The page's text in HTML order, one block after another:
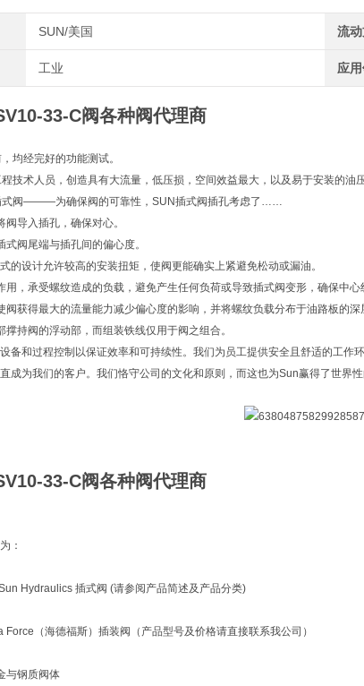
SUN/美国 流
工业 应
33-C阀各种阀代理商
均经完好的功能测试。
技术人员，创造具有大流量，低压损，空间效益最大，以及易于安装的油压
式阀———为确保阀的可靠性，SUN插式阀插孔考虑了……
阀导入插孔，确保对心。
阀尾端与插孔间的偏心度。
的设计允许较高的安装扭矩，使阀更能确实上紧避免松动或漏油。
用，承受螺纹造成的负载，避免产生任何负荷或导致插式阀变形，确保中心
阀获得最大的流量能力减少偏心度的影响，并将螺纹负载分布于油路板的深
撑持阀的浮动部，而组装铁线仅用于阀之组合。
备和过程控制以保证效率和可持续性。我们为员工提供安全且舒适的工
成为我们的客户。我们恪守公司的文化和原则，而这也为Sun赢得了世界性
33-C阀各种阀代理商
：
Hydraulics 插式阀 (请参阅产品简述及产品分类)
Force（海德福斯）插装阀（产品型号及价格请直接联系我公司）
与钢质阀体